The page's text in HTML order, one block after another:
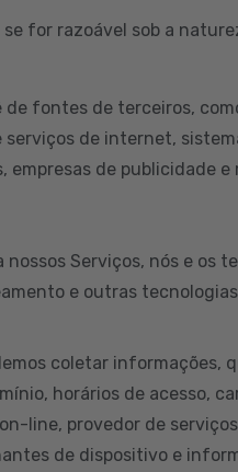
for razoável sob a
de fontes de terceiros,
serviços de internet,
empresas de publicidade e
Serviços, nós e os
e outras tecnologias
coletar informações,
horários de acesso,
line, provedor de
de dispositivo e